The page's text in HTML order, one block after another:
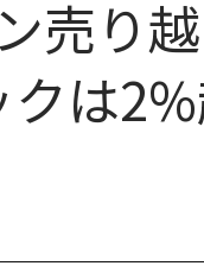
売り
は